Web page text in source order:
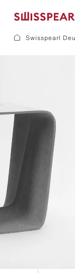
Services
Unternehmen
Inspiration
Nachhaltigkeit
Garten
Downloads
Swisspearl